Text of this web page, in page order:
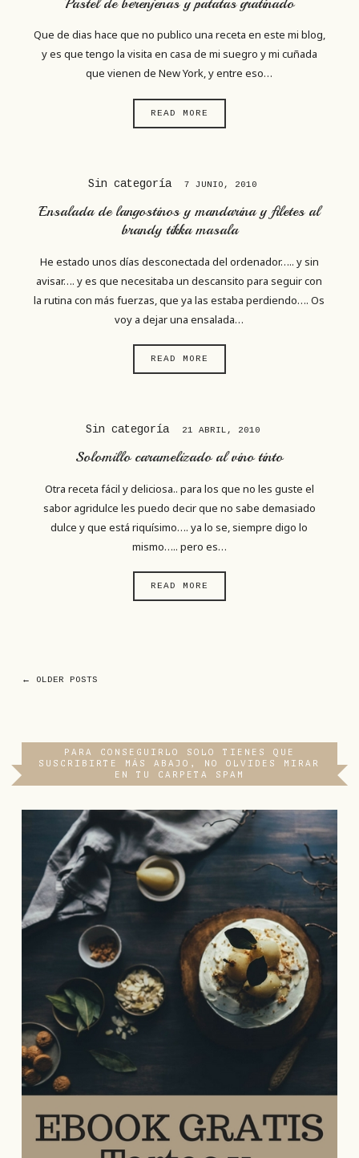
Que de dias hace que no publico una receta en este mi blog,
y es que tengo la visita en casa de mi suegro y mi cuñada
que vienen de New York, y entre eso…
READ MORE
Sin categoría 7 JUNIO, 2010
Ensalada de langostinos y mandarina y filetes al
brandy tikka masala
He estado unos días desconectada del ordenador….. y sin
avisar…. y es que necesitaba un descansito para seguir con
la rutina con más fuerzas, que ya las estaba perdiendo…. Os
voy a dejar una ensalada…
READ MORE
Sin categoría 21 ABRIL, 2010
Solomillo caramelizado al vino tinto
Otra receta fácil y deliciosa.. para los que no les guste el
sabor agridulce les puedo decir que no sabe demasiado
dulce y que está riquísimo…. ya lo se, siempre digo lo
mismo….. pero es…
READ MORE
← OLDER POSTS
PARA CONSEGUIRLO SOLO TIENES QUE
SUSCRIBIRTE MÁS ABAJO, NO OLVIDES MIRAR
EN TU CARPETA SPAM